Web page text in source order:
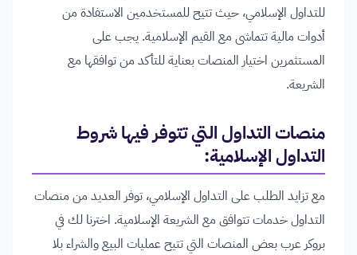
للتداول الإسلامي، حيث تتيح للمستخدمين الاستفادة من
أدوات مالية تتماشى مع القيم الإسلامية. يجب على
المستثمرين اختيار المنصات بعناية للتأكد من توافقها مع
الشريعة.
منصات التداول التي تتوفر فيها شروط
التداول الإسلامية:
مع تزايد الطلب على التداول الإسلامي، توفر العديد من منصات
التداول خدمات تتوافق مع الشريعة الإسلامية. اخترنا لك في
بروكر عرب بعض المنصات التي تتيح عمليات البيع والشراء بلا